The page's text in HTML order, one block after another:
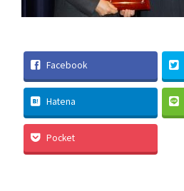
Facebook
Hatena
Pocket